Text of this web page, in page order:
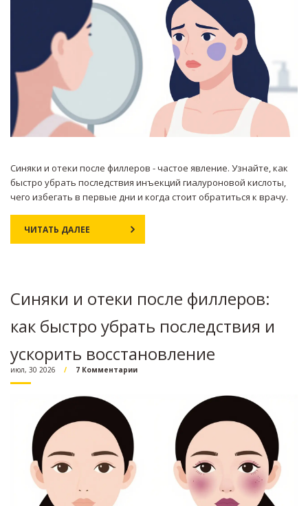
Синяки и отеки после филлеров - частое явление. Узнайте, как
быстро убрать последствия инъекций гиалуроновой кислоты,
чего избегать в первые дни и когда стоит обратиться к врачу.
ЧИТАТЬ ДАЛЕЕ
Синяки и отеки после филлеров:
как быстро убрать последствия и
ускорить восстановление
июл, 30 2026 7 Комментарии